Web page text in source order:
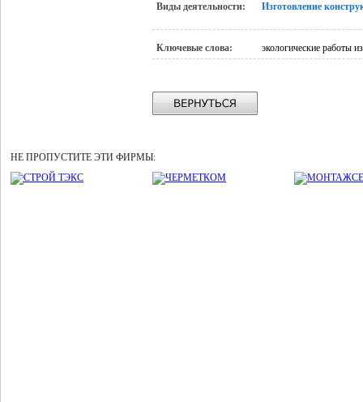
Виды деятельности: Изготовление
Ключевые слова: экологические работы
НЕ ПРОПУСТИТЕ ЭТИ ФИРМЫ: